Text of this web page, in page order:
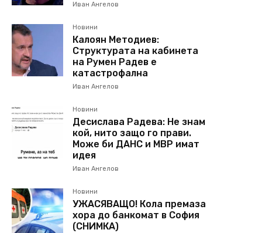
Иван Ангелов
Новини
Калоян Методиев:
Структурата на кабинета
на Румен Радев е
катастрофална
Иван Ангелов
Новини
Десислава Радева: Не знам
кой, нито защо го прави.
Може би ДАНС и МВР имат
идея
Иван Ангелов
Новини
УЖАСЯВАЩО! Кола премаза
хора до банкомат в София
(СНИМКА)